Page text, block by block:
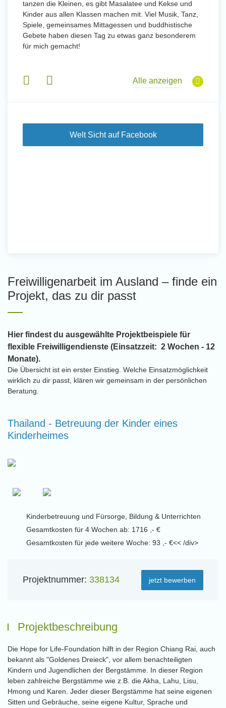
tanzen die Kleinen, es gibt Masalatee und Kekse und
Kinder aus allen Klassen machen mit. Viel Musik, Tanz,
Spiele, gemeinsames Mittagessen und buddhistische
Gebete haben diesen Tag zu etwas ganz besonderem
für mich gemacht!
Alle anzeigen
Welt Sicht auf Facebook
Freiwilligenarbeit im Ausland – finde ein
Projekt, das zu dir passt
Hier findest du ausgewählte Projektbeispiele für
flexible Freiwilligendienste (Einsatzzeit: 2 Wochen - 12
Monate).
Die Übersicht ist ein erster Einstieg. Welche Einsatzmöglichkeit
wirklich zu dir passt, klären wir gemeinsam in der persönlichen
Beratung.
Thailand - Betreuung der Kinder eines
Kinderheimes
Kinderbetreuung und Fürsorge, Bildung & Unterrichten
Gesamtkosten für 4 Wochen ab: 1716 ,- €
Gesamtkosten für jede weitere Woche: 93 ,- €<< /div>
Projektnummer: 338134 jetzt bewerben
Projektbeschreibung
Die Hope for Life-Foundation hilft in der Region Chiang Rai, auch
bekannt als "Goldenes Dreieck", vor allem benachteiligten
Kindern und Jugendlichen der Bergstämme. In dieser Region
leben zahlreiche Bergstämme wie z.B. die Akha, Lahu, Lisu,
Hmong und Karen. Jeder dieser Bergstämme hat seine eigenen
Sitten und Gebräuche, seine eigene Kultur, Sprache und